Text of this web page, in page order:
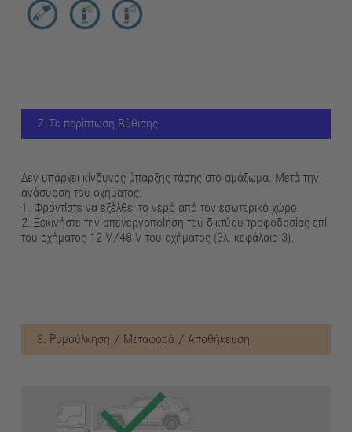
7. Σε περίπτωση Βύθισης
Δεν υπάρχει κίνδυνος ύπαρξης τάσης στο αμάξωμα. Μετά την
ανάσυρση του οχήματος:
1. Φροντίστε να εξέλθει το νερό από τον εσωτερικό χώρο.
2. Ξεκινήστε την απενεργοποίηση του δικτύου τροφοδοσίας επί
του οχήματος 12 V/48 V του οχήματος (βλ. κεφάλαιο 3).
8. Ρυμούλκηση / Μεταφορά / Αποθήκευση